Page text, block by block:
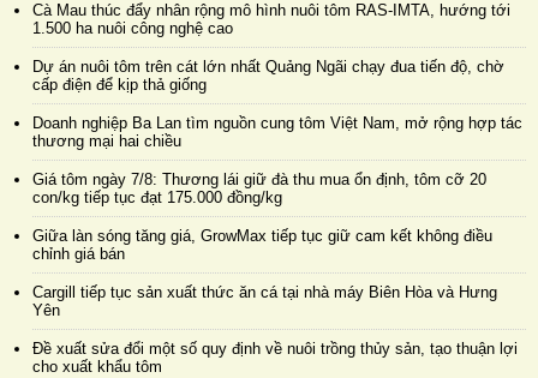
Cà Mau thúc đẩy nhân rộng mô hình nuôi tôm RAS-IMTA, hướng tới
1.500 ha nuôi công nghệ cao
Dự án nuôi tôm trên cát lớn nhất Quảng Ngãi chạy đua tiến độ, chờ
cấp điện để kịp thả giống
Doanh nghiệp Ba Lan tìm nguồn cung tôm Việt Nam, mở rộng hợp tác
thương mại hai chiều
Giá tôm ngày 7/8: Thương lái giữ đà thu mua ổn định, tôm cỡ 20
con/kg tiếp tục đạt 175.000 đồng/kg
Giữa làn sóng tăng giá, GrowMax tiếp tục giữ cam kết không điều
chỉnh giá bán
Cargill tiếp tục sản xuất thức ăn cá tại nhà máy Biên Hòa và Hưng
Yên
Đề xuất sửa đổi một số quy định về nuôi trồng thủy sản, tạo thuận lợi
cho xuất khẩu tôm